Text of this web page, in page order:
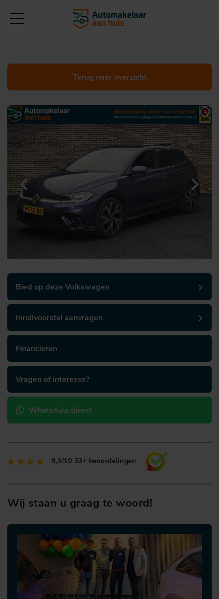
Terug naar overzicht
Bied op deze Volkswagen
Inruilvoorstel aanvragen
Financieren
Vragen of interesse?
WhatsApp direct
9,3/10 33+ beoordelingen
Wij staan u graag te woord!